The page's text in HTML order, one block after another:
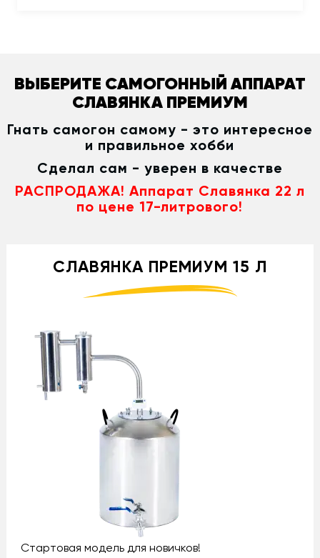
ВЫБЕРИТЕ САМОГОННЫЙ АППАРАТ
СЛАВЯНКА ПРЕМИУМ
Гнать самогон самому - это интересное
и правильное хобби
Сделал сам - уверен в качестве
РАСПРОДАЖА! Аппарат Славянка 22 л
по цене 17-литрового!
СЛАВЯНКА ПРЕМИУМ 15 Л
Стартовая модель для новичков!